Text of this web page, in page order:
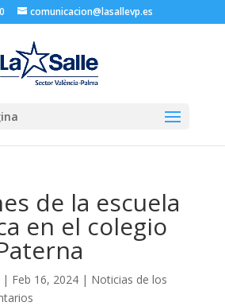
comunicacion@lasallevp.es
de la escuela
en el colegio
| Feb 16, 2024| Noticias de los